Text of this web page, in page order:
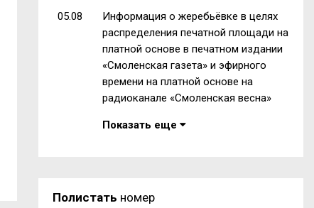
05.08
Информация о жеребьёвке в целях
распределения печатной площади на
платной основе в печатном издании
«Смоленская газета» и эфирного
времени на платной основе на
радиоканале «Смоленская весна»
Показать еще
Полистать номер